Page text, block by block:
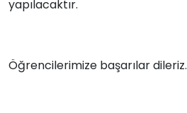
yapılacaktır.
Öğrencilerimize başarılar dileriz.